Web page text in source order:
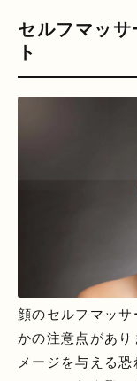
セルフマッ
ト
顔のセルフマッ
かの注意点があ
メージを与える